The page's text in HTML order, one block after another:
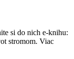
si do nich e-knihu:
stromom. Viac